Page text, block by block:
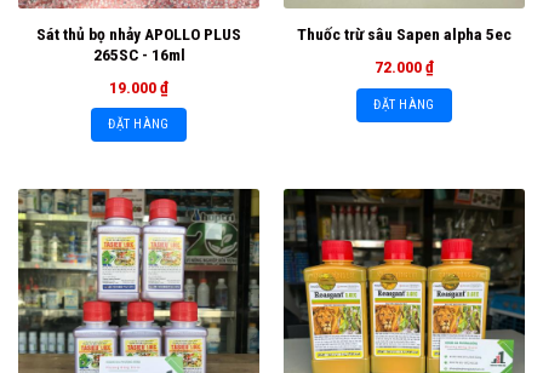
Sát thủ bọ nhảy APOLLO PLUS
265SC - 16ml
19.000₫
ĐẶT HÀNG
Thuốc trừ sâu Sapen alpha 5ec
72.000₫
ĐẶT HÀNG